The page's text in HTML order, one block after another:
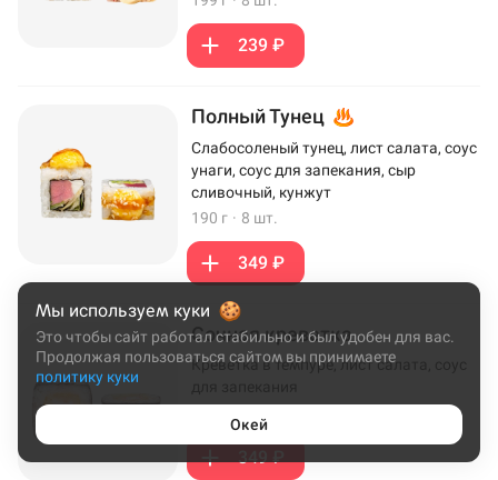
239 ₽
Полный Тунец
Слабосоленый тунец, лист салата, соус
унаги, соус для запекания, сыр
сливочный, кунжут
190 г · 8 шт.
349 ₽
Сочная креветка
Креветка в темпуре, лист салата, соус
349 ₽
Мы используем куки
Это чтобы сайт работал стабильно и был удобен для вас.
Продолжая пользоваться сайтом вы принимаете
политику куки
Окей